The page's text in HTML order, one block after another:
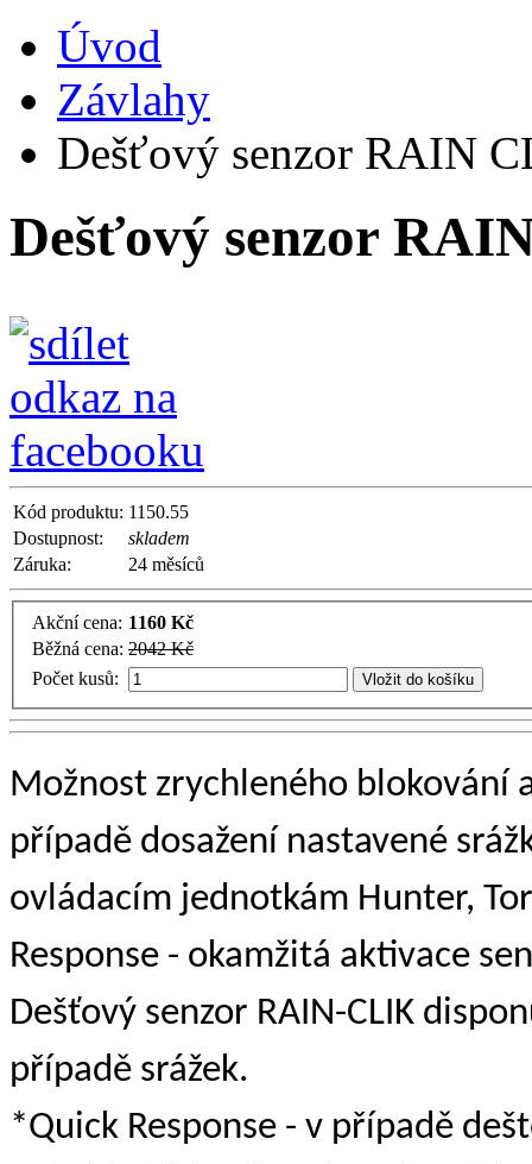
Úvod
Závlahy
Dešťový senzor RAIN
Dešťový senzor
Kód produktu: 1150.55
Dostupnost:
skladem
Záruka:
24 měsíců
Akční cena: 1160 Kč
Běžná cena: 2042 Kč
Počet kusů:
Vložit do košíku
Možnost zrychleného blokování
případě dosažení nastavené
ovládacím jednotkám Hunter,
Response - okamžitá aktivace
Dešťový senzor RAIN-CLIK
případě srážek.
*Quick Response - v případě